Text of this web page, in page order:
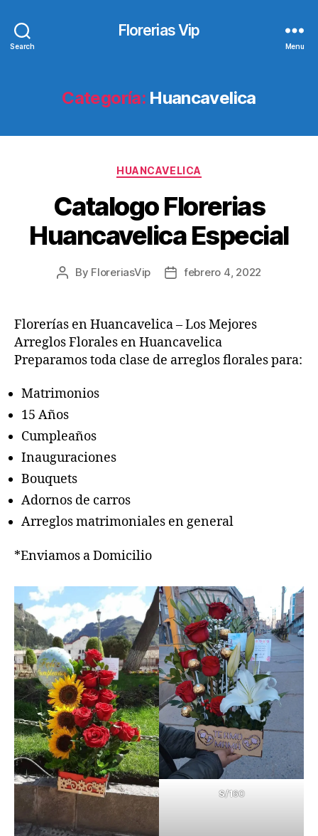
Search
Florerias Vip
Menu
Categoría: Huancavelica
Categories
HUANCAVELICA
Catalogo Florerias
Huancavelica Especial
Post
By FloreriasVip
Postfebrero 4, 2022
Florerías en Huancavelica – Los Mejores
Arreglos Florales en Huancavelica
Preparamos toda clase de arreglos florales para:
Matrimonios
15 Años
Cumpleaños
Inauguraciones
Bouquets
Adornos de carros
Arreglos matrimoniales en general
*Enviamos a Domicilio
S/160